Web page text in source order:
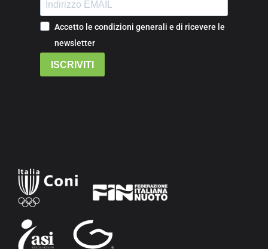
Accetto le condizioni generali e di ricevere le
newsletter
ISCRIVITI